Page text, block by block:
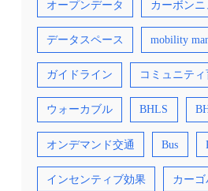
年未満が75%） 定時運行率の改善（フランチャ
イズ化前66%→統合第1フェーズで
第2,3フェーズも70％超） バス1km当たりの運営
コストを、民間市場への介入ケー
1/3削減 今後は2028年にかけて、主要8コリドー
の地域鉄道の統合が予定されています
Network」のロゴマークのミツバ
の街マンチェスターを象徴するア
ちなかにも至る所にミツバチが描
（出典②） 交通戦略では2040年までに公共交通
とアクティブトラベルの分担率を
標を打ち出し、マイカーと公共
る（出典③） ポイント 運賃や情報が運行会社
オープンデータ カーボン
データスペース mobility
ガイドライン コミュニテ
ウォーカブル BHLS
オンデマンド交通 Bus
インセンティブ効果 カーゴ